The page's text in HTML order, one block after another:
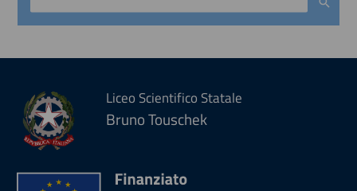
Liceo Scientifico Statale
Bruno Touschek